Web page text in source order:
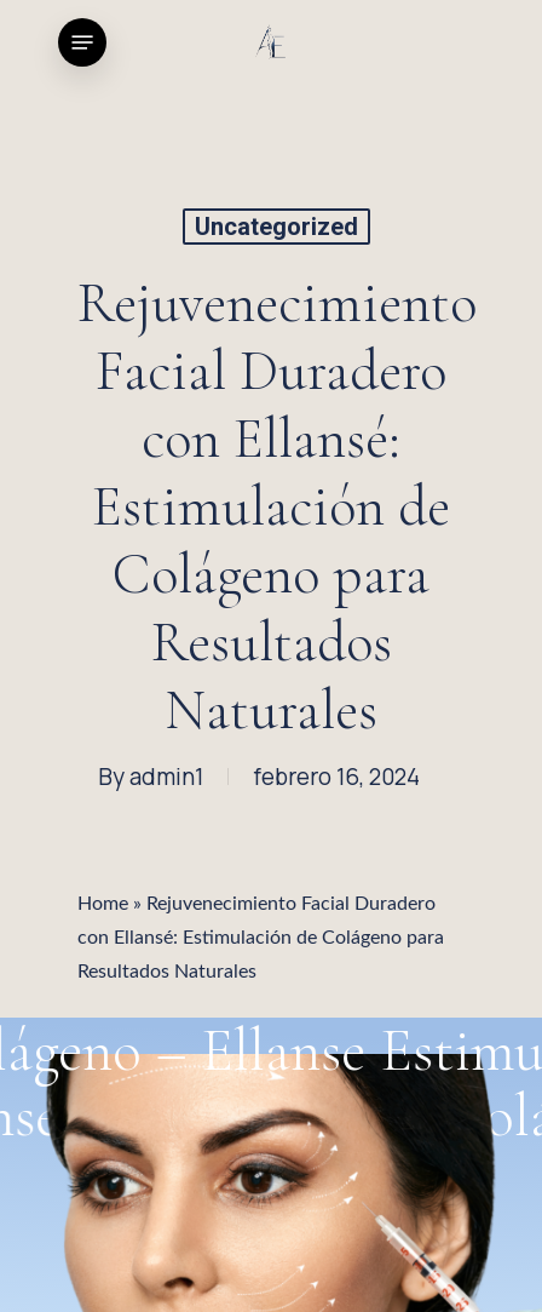
[elfsight_popup id="1"]
Menu
Uncategorized
Rejuvenecimiento
Facial Duradero
con Ellansé:
Estimulación de
Colágeno para
Resultados
Naturales
Byadmin1 febrero 16, 2024
Home » Rejuvenecimiento Facial Duradero
con Ellansé: Estimulación de Colágeno para
Resultados Naturales
– Ellanse
Estimulador de